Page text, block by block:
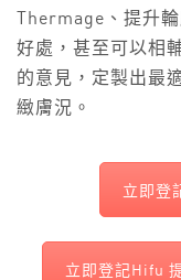
Thermage、提升
好處，甚至可以相
的意見，定製出最
緻膚況。
立即登
立即登記Hifu